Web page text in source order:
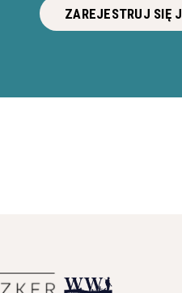
ZAREJESTRUJ SIĘ